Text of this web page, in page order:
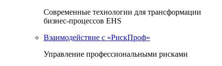
Современные технологии для трансформации
бизнес-процессов EHS
Взаимодействие с «РискПроф»
Управление профессиональными рисками